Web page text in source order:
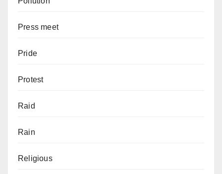
Press meet
Pride
Protest
Raid
Rain
Religious